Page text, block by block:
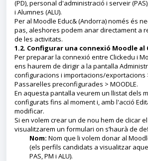
(PD), personal d'administració i serveir
i Alumnes (ALU).
Per al Moodle Educ& (Andorra) només és
pas, aleshores podem anar directament a
de les activitats.
1.2. Configurar una connexió Moodle al
Per preparar la connexió entre Clickedu i
ens haurem de dirigir a la pantalla
configuracions i importacions/exportacions
Passarel·les preconfigurades > MOODLE.
En aquesta pantalla veurem un llistat dels
configurats fins al moment i, amb l'acció
modificar.
Si en volem crear un de nou hem de clicar
visualitzarem un formulari on s’haurà de
Nom: Nom que li volem donar al
(els perfils candidats a visualitzar
PAS, PM i ALU).